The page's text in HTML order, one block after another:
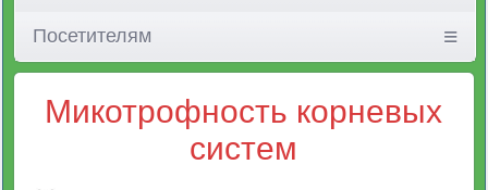
Посетителям
Микотрофность корневых
систем